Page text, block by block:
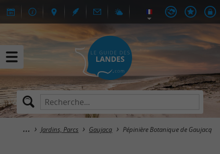
Jardins, Parcs Gaujacq Pépinière Botanique de Gaujacq